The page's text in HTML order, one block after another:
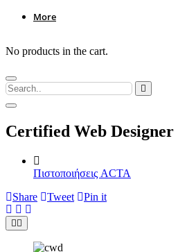
More
No products in the cart.
Certified Web
Πιστοποιήσεις ACTA
Share
Tweet Pin it